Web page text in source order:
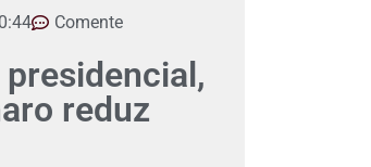
Comente
reduz